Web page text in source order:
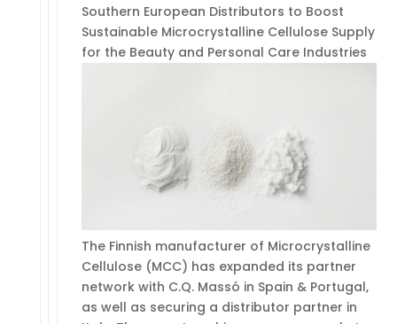
Southern European Distributors to Boost
Sustainable Microcrystalline Cellulose Supply
for the Beauty and Personal Care Industries
The Finnish manufacturer of Microcrystalline
Cellulose (MCC) has expanded its partner
network with C.Q. Massó in Spain & Portugal,
as well as securing a distributor partner in